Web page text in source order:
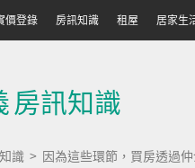
價登錄 房訊知識 租屋 居家生
房訊知識
識 因為這些環節，買房透過